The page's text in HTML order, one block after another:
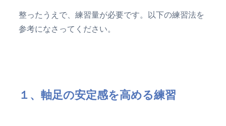
整ったうえで、練習量が必要です。以下の練習法を
参考になさってください。
１、軸足の安定感を高める練習